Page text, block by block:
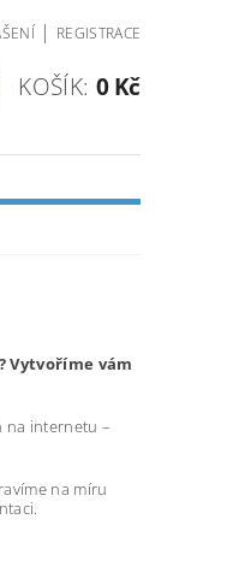
| REGISTRACE
KOŠÍK: 0 Kč
Vytvoříme vám
na internetu –
na míru